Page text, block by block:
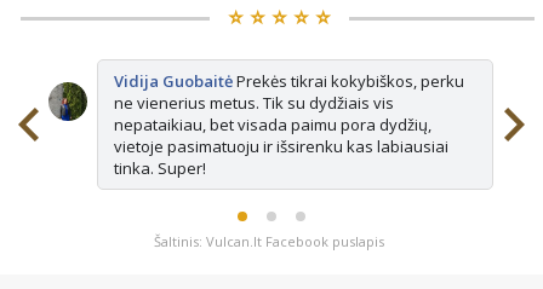
⭐️ ⭐️ ⭐️ ⭐️ ⭐️
Vidija GuobaitėPrekės tikrai kokybiškos, perku
ne vienerius metus. Tik su dydžiais vis
nepataikiau, bet visada paimu pora dydžių,
vietoje pasimatuoju ir išsirenku kas labiausiai
tinka. Super!
Šaltinis: Vulcan.lt Facebook puslapis